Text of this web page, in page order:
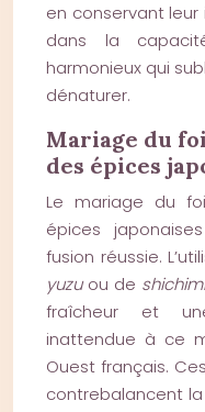
en conservant leur
dans la
harmonieux qui
dénaturer.
Mariage du
des épices
Le mariage du
épices
fusion réussie.
yuzuou de
fraîcheur et
inattendue à ce
Ouest français.
contrebalancent